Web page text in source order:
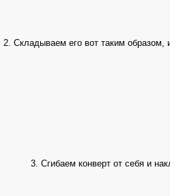
2. Складываем его вот таким образом,
3. Сгибаем конверт от себя и